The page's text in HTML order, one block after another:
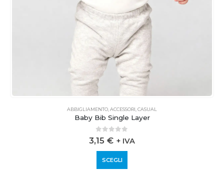
ABBIGLIAMENTO ACCESSORI CASUAL
Baby Bib Single Layer
0out of 5
3,15 € + IVA
SCEGLI